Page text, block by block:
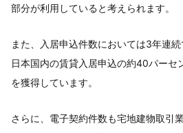
部分が利用していると考えられます。
また、入居申込件数においては3年連続
日本国内の賃貸入居申込の約40パーセ
を獲得しています。
さらに、電子契約件数も宅地建物取引